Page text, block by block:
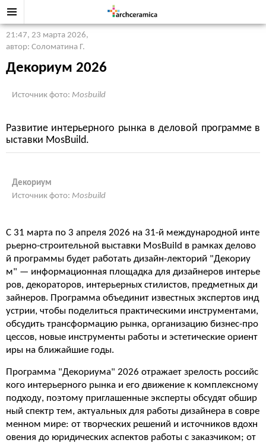
21:47, 23 марта 2026,
автор: Соломатина Г.
Декориум 2026
Источник фото: Mosbuild
Развитие интерьерного рынка в деловой программе в
ыставки MosBuild.
Декориум
Источник фото: Mosbuild
С 31 марта по 3 апреля 2026 на 31-й международной инте
рьерно-строительной выставки MosBuild в рамках делово
й программы будет работать дизайн-лекторий "Декориу
м" — информационная площадка для дизайнеров интерье
ров, декораторов, интерьерных стилистов, предметных ди
зайнеров. Программа объединит известных экспертов инд
устрии, чтобы поделиться практическими инструментами,
обсудить трансформацию рынка, организацию бизнес-про
цессов, новые инструменты работы и эстетические ориент
иры на ближайшие годы.
Программа "Декориума" 2026 отражает зрелость российс
кого интерьерного рынка и его движение к комплексному
подходу, поэтому приглашенные эксперты обсудят обшир
ный спектр тем, актуальных для работы дизайнера в совре
менном мире: от творческих решений и источников вдохн
овения до юридических аспектов работы с заказчиком; от